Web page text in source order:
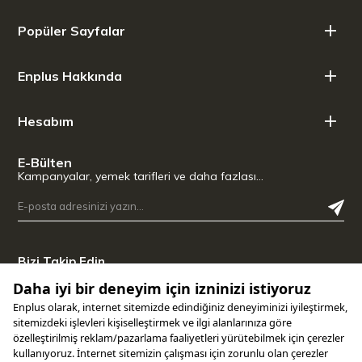
Popüler Sayfalar
Enplus Hakkında
Hesabım
E-Bülten
Kampanyalar, yemek tarifleri ve daha fazlası…
Bizi Takip Edin
Uygulamamızı İndirin